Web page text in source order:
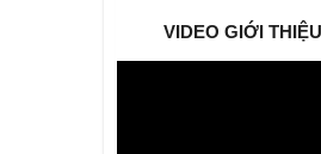
VIDEO GIỚI